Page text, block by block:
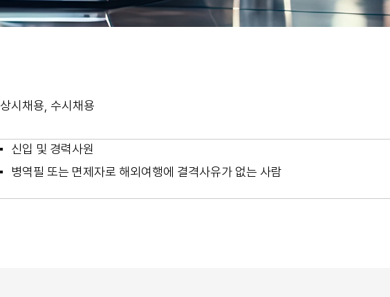
상시채용, 수시채용
신입 및 경력사원
병역필 또는 면제자로 해외여행에 결격사유가 없는 사람